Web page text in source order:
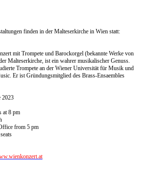
finden in der Malteserkirche in Wien statt:
mit Trompete und Barockorgel (bekannte Werke von
Malteserkirche, ist ein wahrer musikalischer Genuss.
Trompete an der Wiener Universität für Musik und
Er ist Gründungsmitglied des Brass-Ensaembles
2023
at 8 pm
from 5 pm